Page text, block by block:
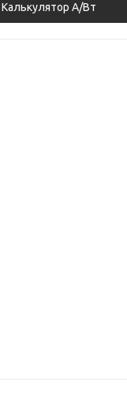
Калькулятор А/Вт